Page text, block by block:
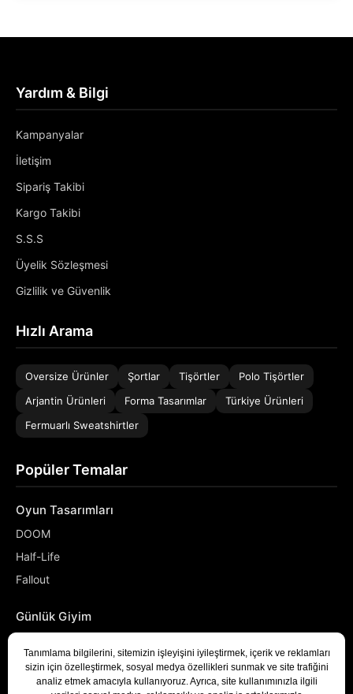
Yardım & Bilgi
Kampanyalar
İletişim
Sipariş Takibi
Kargo Takibi
S.S.S
Üyelik Sözleşmesi
Gizlilik ve Güvenlik
Hızlı Arama
Oversize Ürünler Şortlar Tişörtler
Polo Tişörtler
Arjantin Ürünleri
Forma Tasarımlar
Türkiye Ürünleri
Fermuarlı Sweatshirtler
Popüler Temalar
Oyun Tasarımları
DOOM
Half-Life
Fallout
Günlük Giyim
Denizci
Developer